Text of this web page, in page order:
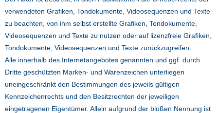
verwendeten Grafiken, Tondokumente, Videosequenzen und Texte
zu beachten, von ihm selbst erstellte Grafiken, Tondokumente,
Videosequenzen und Texte zu nutzen oder auf lizenzfreie Grafiken,
Tondokumente, Videosequenzen und Texte zurückzugreifen.
Alle innerhalb des Internetangebotes genannten und ggf. durch
Dritte geschützten Marken- und Warenzeichen unterliegen
uneingeschränkt den Bestimmungen des jeweils gültigen
Kennzeichenrechts und den Besitzrechten der jeweiligen
eingetragenen Eigentümer. Allein aufgrund der bloßen Nennung ist